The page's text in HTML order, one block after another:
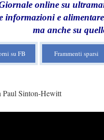
online su
informazioni e
ma anche su
su FB Frammenti sparsi
Paul Sinton-Hewitt